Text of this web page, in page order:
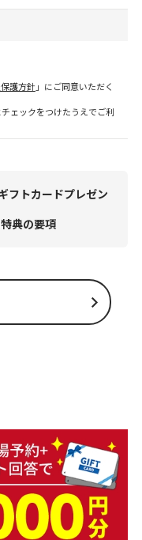
護方針」にご同意いただく
ェックをつけたうえでご利
フトカードプレゼン
典の要項